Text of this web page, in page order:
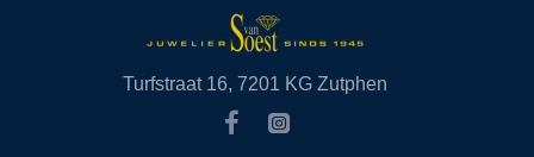
Turfstraat 16, 7201 KG Zutphen